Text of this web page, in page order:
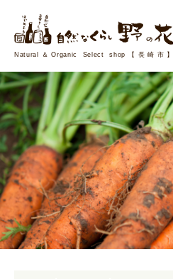
Natural＆Organic Select shop【長崎市】